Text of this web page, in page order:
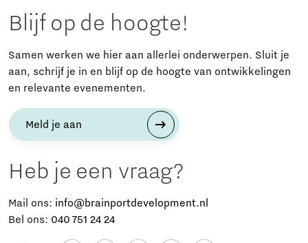
Blijf op de hoogte!
Samen werken we hier aan allerlei onderwerpen. Sluit je
aan, schrijf je in en blijf op de hoogte van ontwikkelingen
en relevante evenementen.
Meld je aan
Heb je een vraag?
Mail ons: info@brainportdevelopment.nl
Bel ons: 040 751 24 24